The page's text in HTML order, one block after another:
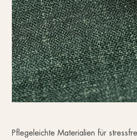
Pflegeleichte Materialien für